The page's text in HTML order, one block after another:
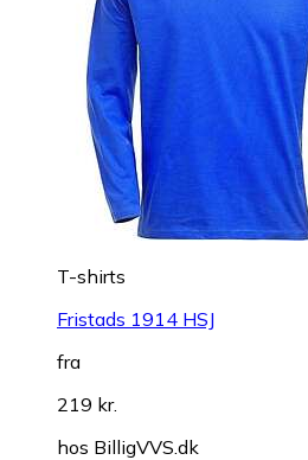
T-shirts
Fristads 1914 HSJ
fra
219 kr.
hos BilligVVS.dk